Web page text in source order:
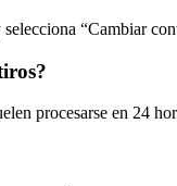
“Cambiar
procesarse en 24